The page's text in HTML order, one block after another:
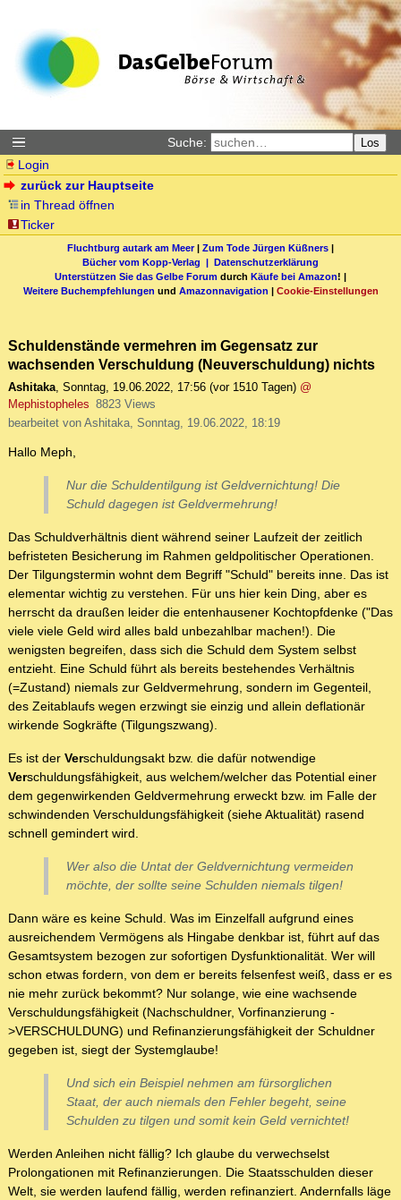
Suche: Los
Login
zurück zur Hauptseite
in Thread öffnen
Ticker
Fluchtburg autark am Meer| Zum Tode Jürgen Küßners |
Bücher vom Kopp-Verlag | Datenschutzerklärung
Unterstützen Sie das Gelbe Forum durch Käufe bei Amazon! |
Weitere Buchempfehlungen und Amazonnavigation | Cookie-Einstellungen
Schuldenstände vermehren im Gegensatz zur
wachsenden Verschuldung (Neuverschuldung) nichts
Ashitaka, Sonntag, 19.06.2022, 17:56 (vor 1510 Tagen) @
Mephistopheles 8823 Views
bearbeitet von Ashitaka, Sonntag, 19.06.2022, 18:19
Hallo Meph,
Nur die Schuldentilgung ist Geldvernichtung! Die
Schuld dagegen ist Geldvermehrung!
Das Schuldverhältnis dient während seiner Laufzeit der zeitlich
befristeten Besicherung im Rahmen geldpolitischer Operationen.
Der Tilgungstermin wohnt dem Begriff "Schuld" bereits inne. Das ist
elementar wichtig zu verstehen. Für uns hier kein Ding, aber es
herrscht da draußen leider die entenhausener Kochtopfdenke ("Das
viele viele Geld wird alles bald unbezahlbar machen!). Die
wenigsten begreifen, dass sich die Schuld dem System selbst
entzieht. Eine Schuld führt als bereits bestehendes Verhältnis
(=Zustand) niemals zur Geldvermehrung, sondern im Gegenteil,
des Zeitablaufs wegen erzwingt sie einzig und allein deflationär
wirkende Sogkräfte (Tilgungszwang).
Es ist der Verschuldungsakt bzw. die dafür notwendige
Verschuldungsfähigkeit, aus welchem/welcher das Potential einer
dem gegenwirkenden Geldvermehrung erweckt bzw. im Falle der
schwindenden Verschuldungsfähigkeit (siehe Aktualität) rasend
schnell gemindert wird.
Wer also die Untat der Geldvernichtung vermeiden
möchte, der sollte seine Schulden niemals tilgen!
Dann wäre es keine Schuld. Was im Einzelfall aufgrund eines
ausreichendem Vermögens als Hingabe denkbar ist, führt auf das
Gesamtsystem bezogen zur sofortigen Dysfunktionalität. Wer will
schon etwas fordern, von dem er bereits felsenfest weiß, dass er es
nie mehr zurück bekommt? Nur solange, wie eine wachsende
Verschuldungsfähigkeit (Nachschuldner, Vorfinanzierung -
>VERSCHULDUNG) und Refinanzierungsfähigkeit der Schuldner
gegeben ist, siegt der Systemglaube!
Und sich ein Beispiel nehmen am fürsorglichen
Staat, der auch niemals den Fehler begeht, seine
Schulden zu tilgen und somit kein Geld vernichtet!
Werden Anleihen nicht fällig? Ich glaube du verwechselst
Prolongationen mit Refinanzierungen. Die Staatsschulden dieser
Welt, sie werden laufend fällig, werden refinanziert. Andernfalls läge